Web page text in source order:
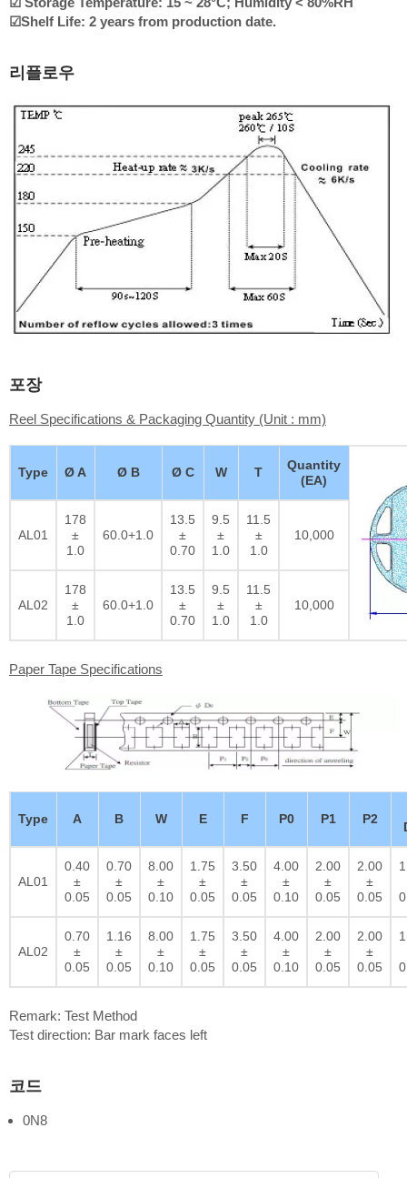
☑Shelf Life: 2 years from production date.
리플로우
포장
Reel Specifications & Packaging Quantity (Unit : mm)
Type Ø A Ø B Ø C W T
Quantity
(EA)
AL01
178
±
1.0
60.0+1.0
13.5
±
0.70
9.5
±
1.0
11.5
±
1.0
10,000
AL02
178
±
1.0
60.0+1.0
13.5
±
0.70
9.5
±
1.0
11.5
±
1.0
10,000
Paper Tape Specifications
Type A B W E F P0 P1 P2
AL01
0.40
±
0.05
0.70
±
0.05
8.00
±
0.10
1.75
±
0.05
3.50
±
0.05
4.00
±
0.10
2.00
±
0.05
2.00
±
0.05
AL02
0.70
±
0.05
1.16
±
0.05
8.00
±
0.10
1.75
±
0.05
3.50
±
0.05
4.00
±
0.10
2.00
±
0.05
2.00
±
0.05
Remark: Test Method
Test direction: Bar mark faces left
코드
0N8